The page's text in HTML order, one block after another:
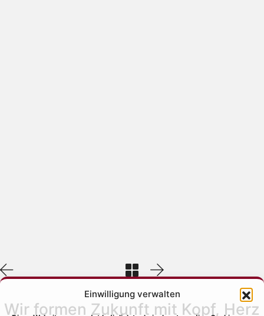
Einwilligung verwalten
Wir formen Zukunft mit Kopf, Herz